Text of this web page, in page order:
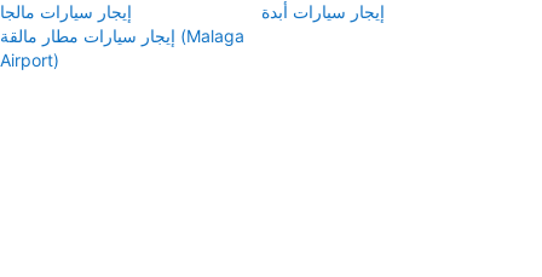
إيجار سيارات مالجا
إيجار سيارات أبدة
إيجار سيارات مطار مالقة (Malaga
Airport)